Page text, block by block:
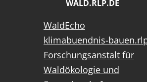
ALD.RLP.DE
WaldEcho
klimabuendnis-
Forschungsanstalt für
Waldökologie und